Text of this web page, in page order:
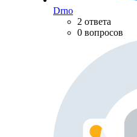
Drno
2 ответа
0 вопросов